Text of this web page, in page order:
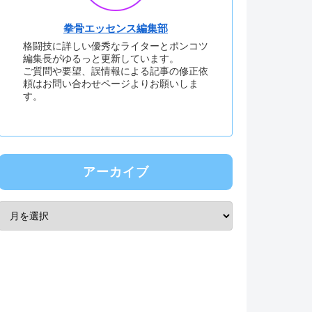
拳骨エッセンス編集部
格闘技に詳しい優秀なライターとポンコツ
編集長がゆるっと更新しています。
ご質問や要望、誤情報による記事の修正依
頼はお問い合わせページよりお願いしま
す。
アーカイブ